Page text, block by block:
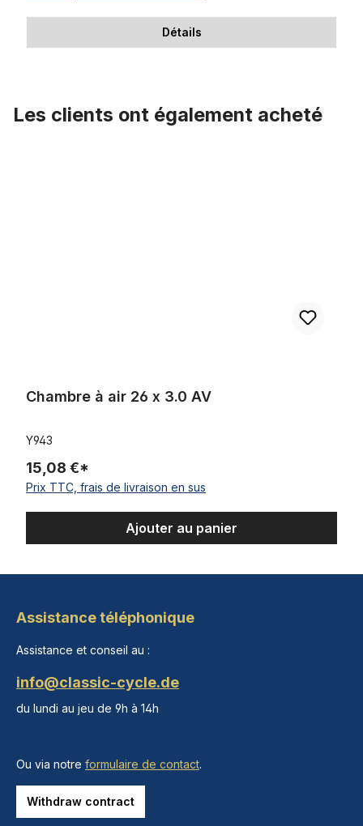
Détails
Les clients ont également acheté
Chambre à air 26 x 3.0 AV
Y943
15,08 €*
Prix TTC, frais de livraison en sus
Ajouter au panier
Assistance téléphonique
Assistance et conseil au :
info@classic-cycle.de
du lundi au jeu de 9h à 14h
Ou via notre formulaire de contact.
Withdraw contract